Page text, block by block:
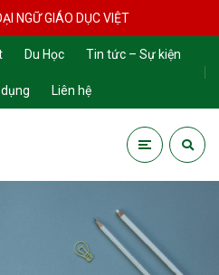
NGỮ GIÁO DỤC VIỆT
Du Học Tin tức – Sự kiện
Liên hệ